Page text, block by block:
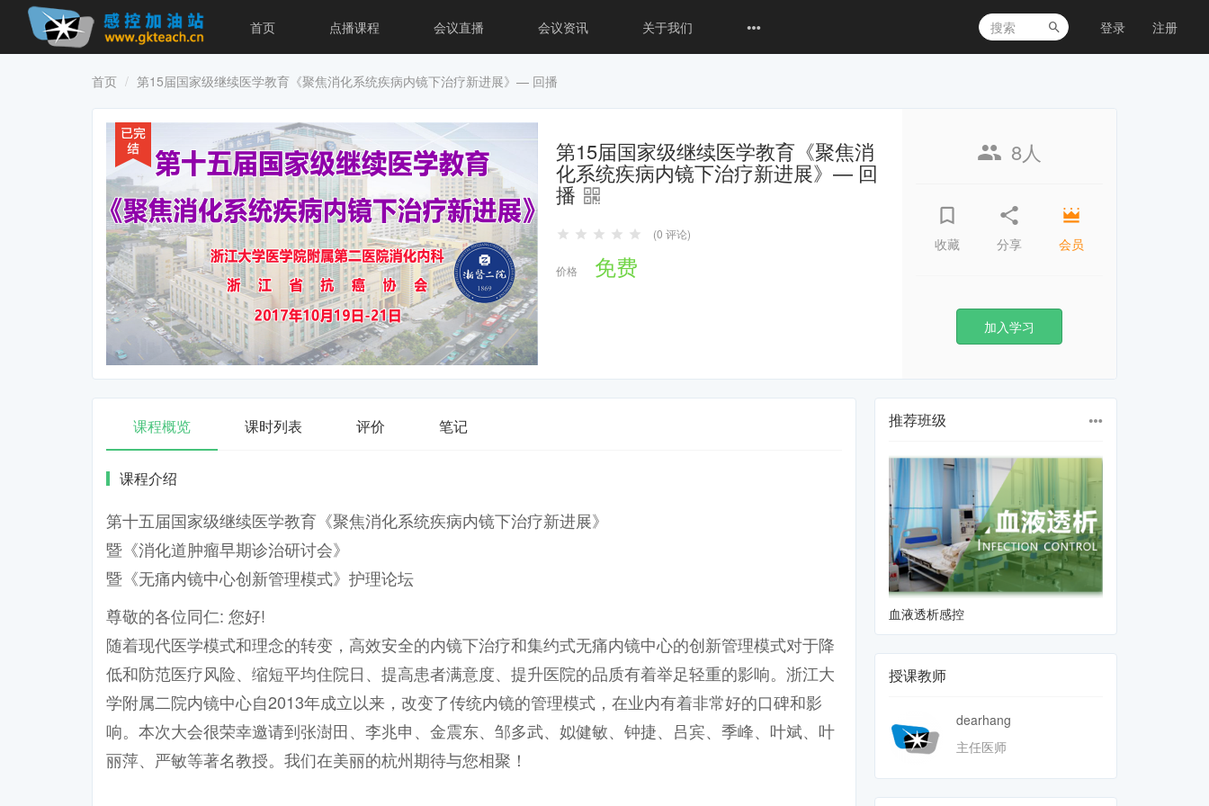
首页 点播课程 会议直播 会议资讯 关于我们 登录 注册
首页 第15届国家级继续医学教育《聚焦消化系统疾病内镜下治疗新进展》— 回播
第15届国家级继续医学教育《聚焦消
化系统疾病内镜下治疗新进展》— 回
播
(0 评论)
价格 免费
8人
收藏 分享 会员
加入学习
课程概览 课时列表 评价 笔记
课程介绍
第十五届国家级继续医学教育《聚焦消化系统疾病内镜下治疗新进展》
暨《消化道肿瘤早期诊治研讨会》
暨《无痛内镜中心创新管理模式》护理论坛
尊敬的各位同仁: 您好!
随着现代医学模式和理念的转变，高效安全的内镜下治疗和集约式无痛内镜中心的创新管理模式对于降
低和防范医疗风险、缩短平均住院日、提高患者满意度、提升医院的品质有着举足轻重的影响。浙江大
学附属二院内镜中心自2013年成立以来，改变了传统内镜的管理模式，在业内有着非常好的口碑和影
响。本次大会很荣幸邀请到张澍田、李兆申、金震东、邹多武、姒健敏、钟捷、吕宾、季峰、叶斌、叶
丽萍、严敏等著名教授。我们在美丽的杭州期待与您相聚！
推荐班级
血液透析感控
授课教师
dearhang
主任医师